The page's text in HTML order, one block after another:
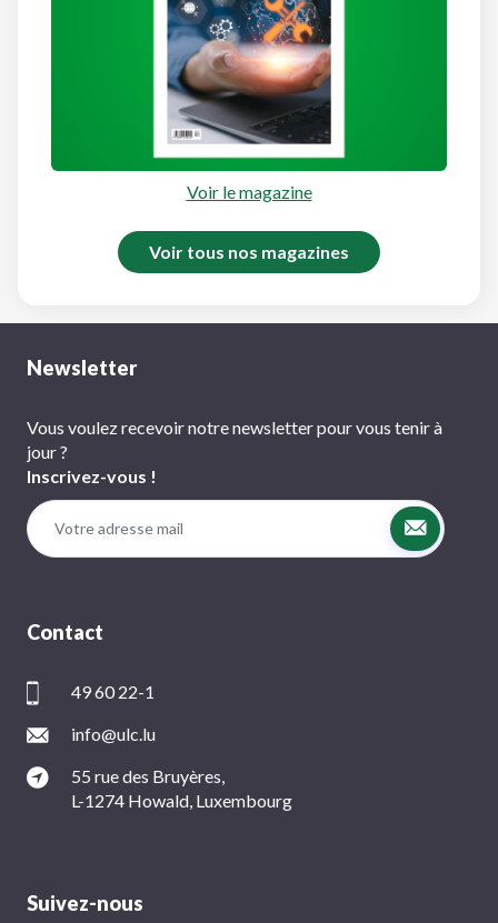
Voir le magazine
Voir tous nos magazines
Newsletter
Vous voulez recevoir notre newsletter pour vous tenir à
jour ?
Inscrivez-vous !
Contact
49 60 22-1
info@ulc.lu
55 rue des Bruyères,
L-1274 Howald, Luxembourg
Suivez-nous